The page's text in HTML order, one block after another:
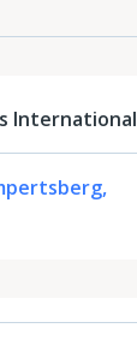
International